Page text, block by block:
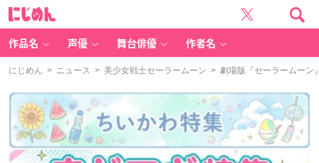
作品名 声優 舞台俳優 作者名
にじめん > ニュース > 美少女戦士セーラームーン > 劇場版『セーラームーン